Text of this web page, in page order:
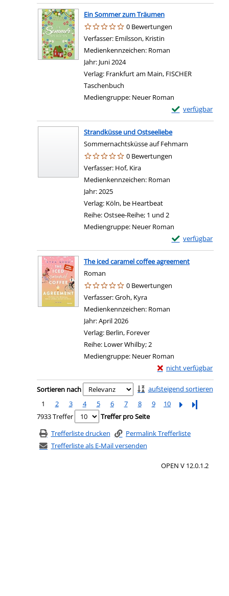
Ein Sommer zum Träumen
0 Bewertungen
Verfasser: Emilsson, Kristin
Medienkennzeichen: Roman
Jahr: Juni 2024
Verlag: Frankfurt am Main, FISCHER
Taschenbuch
Mediengruppe: Neuer Roman
verfügbar
Exemplar-Details
Strandküsse und Ostseeliebe
Sommernachtsküsse auf Fehmarn
0 Bewertungen
Verfasser: Hof, Kira
Medienkennzeichen: Roman
Jahr:2025
Verlag: Köln, be Heartbeat
Reihe:Ostsee-Reihe; 1 und 2
Mediengruppe: Neuer Roman
verfügbar
Exemplar-Details
The iced caramel coffee agreement
Roman
0 Bewertungen
Verfasser:Groh, Kyra
Medienkennzeichen: Roman
Jahr:April 2026
Verlag: Berlin, Forever
Reihe: Lower Whilby; 2
Mediengruppe: Neuer Roman
nicht verfügbar
Exemplar-Details von
Zu den Suchfiltern springen
Sortieren nach
aufsteigend sortieren
1
2 3 4 5 6 7 8 9 10
Letzte Seite
7933 Treffer
Treffer pro Seite
Trefferliste drucken
Permalink Trefferliste
Trefferliste als E-Mail versenden
OPEN V 12.0.1.2